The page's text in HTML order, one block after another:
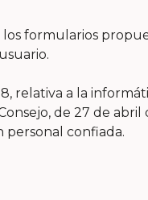
formularios
relativa a la
de 27 de abril
personal confiada.